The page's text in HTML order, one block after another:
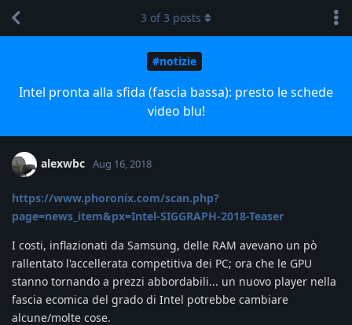
#notizie
Intel pronta alla sfida (fascia bassa): presto le schede
video blu!
3 of3 posts
alexwbc Aug 16, 2018
https://www.phoronix.com/scan.php?
page=news_item&px=Intel-SIGGRAPH-2018-Teaser
I costi, inflazionati da Samsung, delle RAM avevano un pò
rallentato l'accellerata competitiva dei PC; ora che le GPU
stanno tornando a prezzi abbordabili... un nuovo player nella
fascia ecomica del grado di Intel potrebbe cambiare
alcune/molte cose.